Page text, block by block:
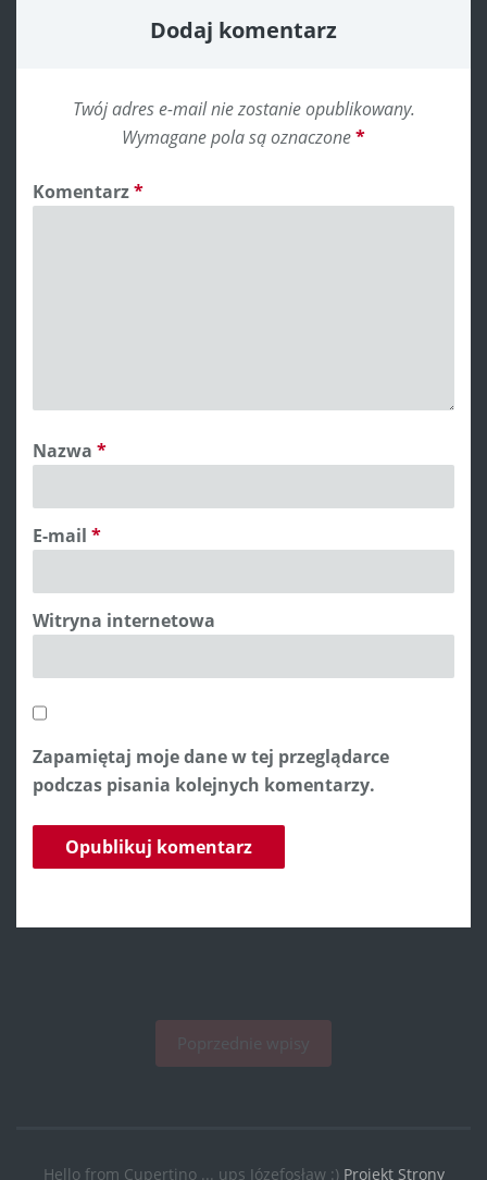
Dodaj komentarz
Twój adres e-mail nie zostanie opublikowany.
Wymagane pola są oznaczone*
Komentarz*
Nazwa *
E-mail *
Witryna internetowa
Zapamiętaj moje dane w tej przeglądarce
podczas pisania kolejnych komentarzy.
Hello from Cupertino ... ups Józefosław :) Projekt Strony